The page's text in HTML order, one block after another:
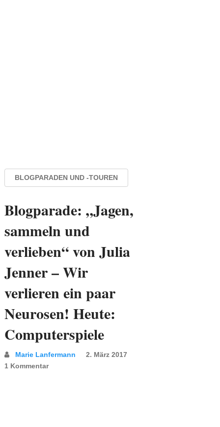
BLOGPARADEN UND -TOUREN
Blogparade: „Jagen,
sammeln und
verlieben“ von Julia
Jenner – Wir
verlieren ein paar
Neurosen! Heute:
Computerspiele
Marie Lanfermann
2. März 2017
1 Kommentar